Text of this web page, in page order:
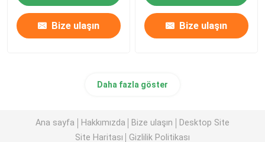
Bize ulaşın Bize ulaşın
Daha fazla göster
Ana sayfa Hakkımızda Bize ulaşın
Desktop Site
Site Haritası
Gizlilik Politikası